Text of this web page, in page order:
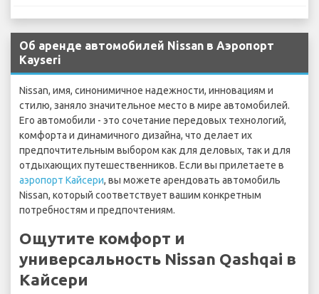
Об аренде автомобилей Nissan в Аэропорт
Kayseri
Nissan, имя, синонимичное надежности, инновациям и
стилю, заняло значительное место в мире автомобилей.
Его автомобили - это сочетание передовых технологий,
комфорта и динамичного дизайна, что делает их
предпочтительным выбором как для деловых, так и для
отдыхающих путешественников. Если вы прилетаете в
аэропорт Кайсери, вы можете арендовать автомобиль
Nissan, который соответствует вашим конкретным
потребностям и предпочтениям.
Ощутите комфорт и
универсальность Nissan Qashqai в
Кайсери